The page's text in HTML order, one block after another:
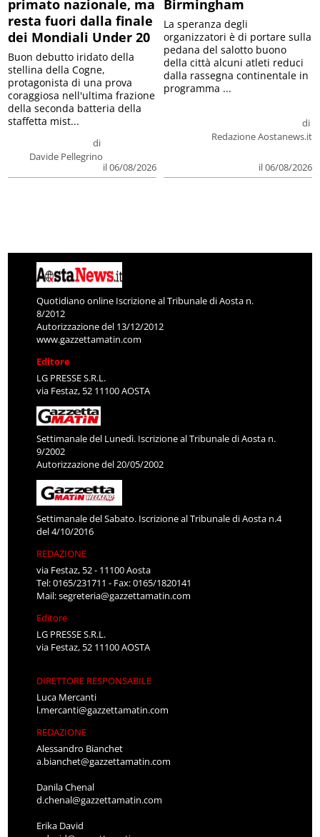
primato nazionale, ma
resta fuori dalla finale
dei Mondiali Under 20
di
Davide Pellegrino
il 06/08/2026
Buon debutto iridato della
stellina della Cogne,
protagonista di una prova
coraggiosa nell'ultima frazione
della seconda batteria della
staffetta mist...
Birmingham
di
Redazione Aostanews.it
il 06/08/2026
La speranza degli
organizzatori è di portare sulla
pedana del salotto buono
della città alcuni atleti reduci
dalla rassegna continentale in
programma ...
Quotidiano online Iscrizione al Tribunale di Aosta n.
8/2012
Autorizzazione del 13/12/2012
www.gazzettamatin.com
Editore
LG PRESSE S.R.L.
via Festaz, 52 11100 AOSTA
Settimanale del Lunedì. Iscrizione al Tribunale di Aosta n.
9/2002
Autorizzazione del 20/05/2002
Settimanale del Sabato. Iscrizione al Tribunale di Aosta n.4
del 4/10/2016
REDAZIONE
via Festaz, 52 - 11100 Aosta
Tel: 0165/231711 - Fax: 0165/1820141
Mail:segreteria@gazzettamatin.com
Editore
LG PRESSE S.R.L.
via Festaz, 52 11100 AOSTA
DIRETTORE RESPONSABILE
Luca Mercanti
l.mercanti@gazzettamatin.com
REDAZIONE
Alessandro Bianchet
a.bianchet@gazzettamatin.com
Danila Chenal
d.chenal@gazzettamatin.com
Erika David